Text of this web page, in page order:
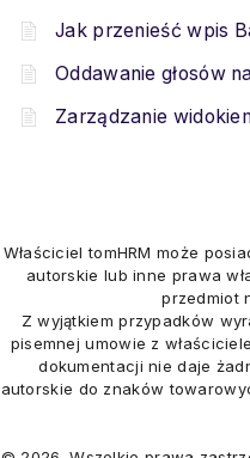
Jak przenieść wpis
Oddawanie głosów
Zarządzanie
Właściciel tomHRM może
autorskie lub inne prawa
przedmiot
Z wyjątkiem przypadków
pisemnej umowie z
dokumentacji nie daje
autorskie do znaków